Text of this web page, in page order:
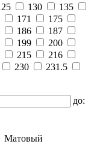
130
135
171
175
186
187
199
200
215
216
230
231.5
до:
Матовый